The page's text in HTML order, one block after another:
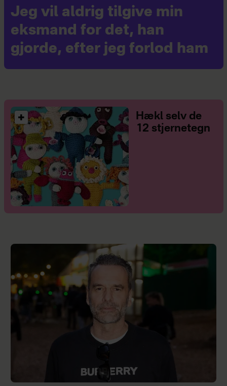
Jeg vil aldrig tilgive min
eksmand for det, han
gjorde, efter jeg forlod ham
Hækl selv de
12 stjernetegn